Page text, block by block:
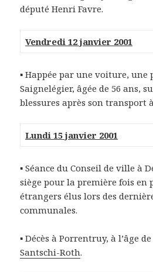
député Henri Favre.
Vendredi 12 janvier 2001
▪ Happée par une voiture, une
Saignelégier, âgée de 56 ans,
blessures après son transport
Lundi 15 janvier 2001
▪ Séance du Conseil de ville à
siège pour la première fois en
étrangers élus lors des
communales.
▪ Décès à Porrentruy, à l’âge
Santschi-Roth.